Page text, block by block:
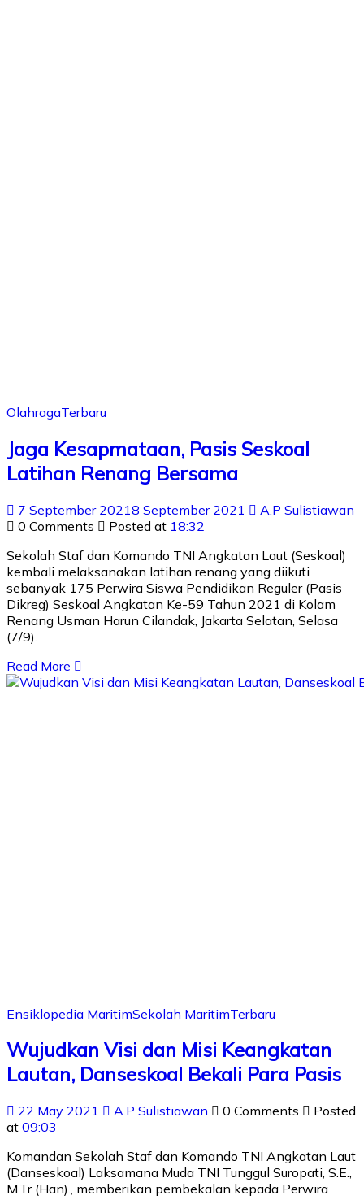
OlahragaTerbaru
Jaga Kesapmataan, Pasis Seskoal
Latihan Renang Bersama
7 September 20218 September 2021
A.P Sulistiawan
0 Comments
Posted at 18:32
Sekolah Staf dan Komando TNI Angkatan Laut (Seskoal)
kembali melaksanakan latihan renang yang diikuti
sebanyak 175 Perwira Siswa Pendidikan Reguler (Pasis
Dikreg) Seskoal Angkatan Ke-59 Tahun 2021 di Kolam
Renang Usman Harun Cilandak, Jakarta Selatan, Selasa
(7/9).
Read More
Ensiklopedia MaritimSekolah MaritimTerbaru
Wujudkan Visi dan Misi Keangkatan
Lautan, Danseskoal Bekali Para Pasis
22 May 2021 A.P Sulistiawan 0 Comments
Posted
at 09:03
Komandan Sekolah Staf dan Komando TNI Angkatan Laut
(Danseskoal) Laksamana Muda TNI Tunggul Suropati, S.E.,
M.Tr (Han)., memberikan pembekalan kepada Perwira